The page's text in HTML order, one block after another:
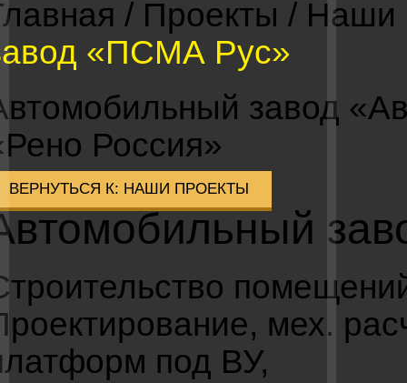
/ Проекты / Наши
«ПСМА Рус»
завод
Россия»
ВЕРНУТЬСЯ К: НАШИ ПРОЕКТЫ
мех.
под ВУ,